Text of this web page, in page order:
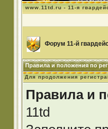
www.11td.ru - 11-я
Форум 11-й
Правила и положения по
Для продолжения
Правила и
11td